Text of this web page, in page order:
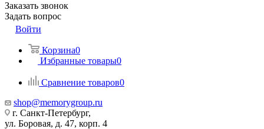
Заказать звонок
Задать вопрос
Войти
Корзина0
Избранные товары0
Сравнение товаров0
shop@memorygroup.ru
г. Санкт-Петербург,
ул. Боровая, д. 47, корп. 4